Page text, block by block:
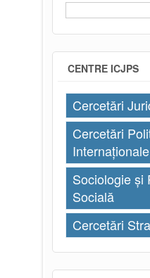
Formular
CENTRE ICJPS
Cercetări
Cercetări
Internaționale
Sociologie și
Socială
Cercetări